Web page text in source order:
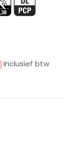
Inclusief btw